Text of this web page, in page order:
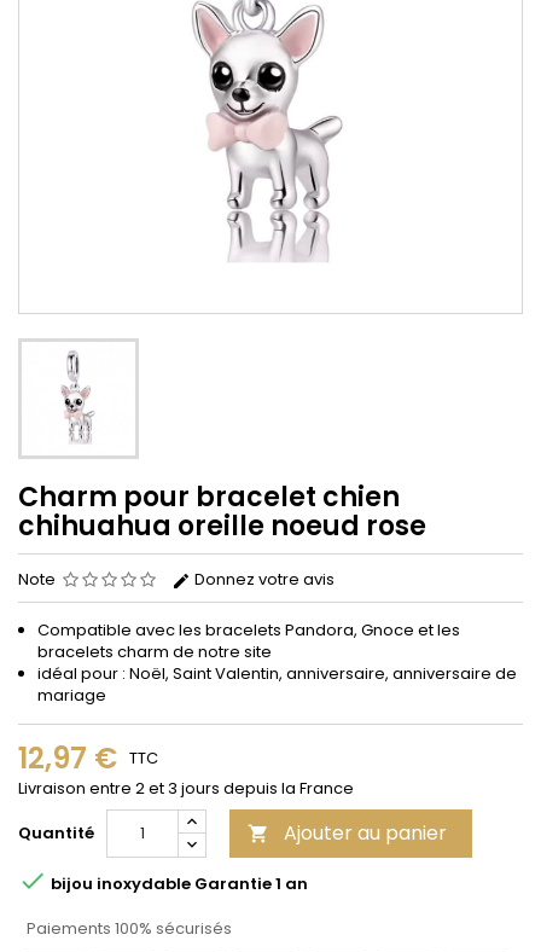
Charm pour bracelet chien
chihuahua oreille noeud rose
Note Donnez votre avis
Compatible avec les bracelets Pandora, Gnoce et les
bracelets charm de notre site
idéal pour : Noël, Saint Valentin, anniversaire, anniversaire de
mariage
12,97 € TTC
Livraison entre 2 et 3 jours depuis la France
Quantité
 Ajouter au panier
 bijou inoxydable Garantie 1 an
Paiements 100% sécurisés